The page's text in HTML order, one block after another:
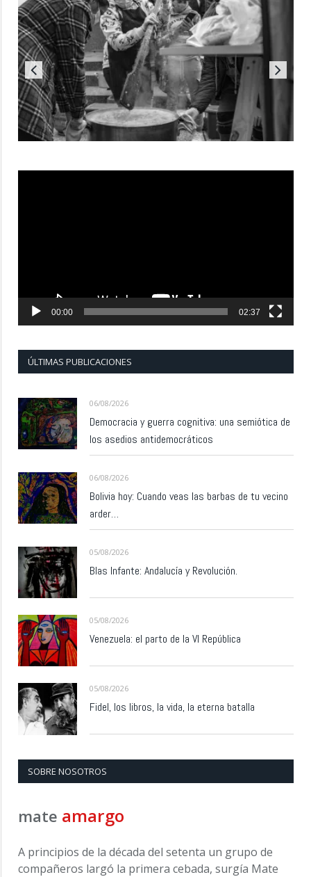
00:00 02:37
ÚLTIMAS PUBLICACIONES
06/08/2026
Democracia y guerra cognitiva: una semiótica de
los asedios antidemocráticos
06/08/2026
Bolivia hoy: Cuando veas las barbas de tu vecino
arder…
05/08/2026
Blas Infante: Andalucía y Revolución.
05/08/2026
Venezuela: el parto de la VI República
05/08/2026
Fidel, los libros, la vida, la eterna batalla
SOBRE NOSOTROS
mate amargo
A principios de la década del setenta un grupo de
compañeros largó la primera cebada, surgía Mate